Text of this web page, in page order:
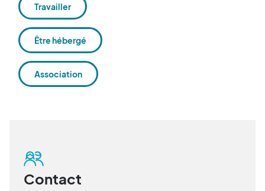
Travailler
Être hébergé
Association
Contact